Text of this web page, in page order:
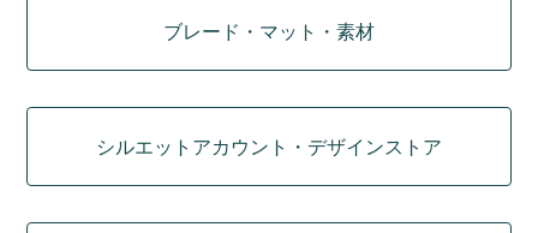
ブレード・マット・素材
シルエットアカウント・デザインストア